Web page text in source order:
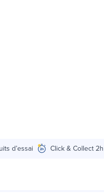
d’essai Click & Collect